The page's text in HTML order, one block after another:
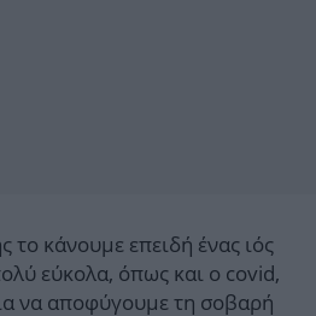
το κάνουμε επειδή ένας ιός
εύκολα, όπως και ο covid,
να αποφύγουμε τη σοβαρή